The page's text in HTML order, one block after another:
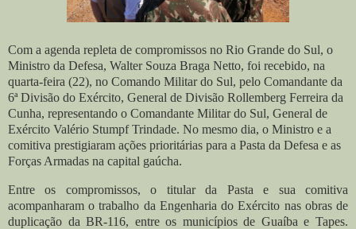
Com a agenda repleta de compromissos no Rio Grande do Sul, o
Ministro da Defesa, Walter Souza Braga Netto, foi recebido, na
quarta-feira (22), no Comando Militar do Sul, pelo Comandante da
6ª Divisão do Exército, General de Divisão Rollemberg Ferreira da
Cunha, representando o Comandante Militar do Sul, General de
Exército Valério Stumpf Trindade. No mesmo dia, o Ministro e a
comitiva prestigiaram ações prioritárias para a Pasta da Defesa e as
Forças Armadas na capital gaúcha.
Entre os compromissos, o titular da Pasta e sua comitiva
acompanharam o trabalho da Engenharia do Exército nas obras de
duplicação da BR-116, entre os municípios de Guaíba e Tapes.